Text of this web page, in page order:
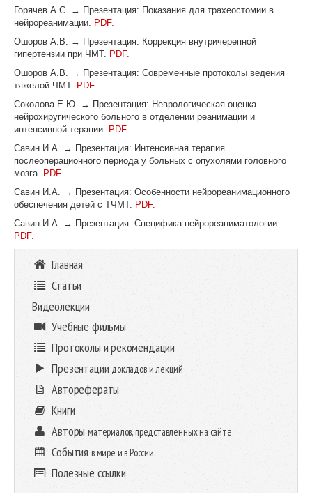
Горячев А.С. → Презентация: Показания для трахеостомии в
нейрореанимации.
PDF.
Ошоров А.В. → Презентация: Коррекция внутричерепной
гипертензии при ЧМТ. PDF.
Ошоров А.В. → Презентация: Современные протоколы ведения
тяжелой ЧМТ. PDF.
Соколова Е.Ю. → Презентация: Неврологическая оценка
нейрохиругического больного в отделении реанимации и
интенсивной терапии.
PDF.
Савин И.А. → Презентация: Интенсивная терапия
послеоперационного периода у больных с опухолями головного
мозга.
PDF.
Савин И.А. → Презентация: Особенности нейрореанимационного
обеспечения детей с ТЧМТ. PDF.
Савин И.А. → Презентация: Специфика нейрореаниматологии.
PDF.
Главная
Статьи
Видеолекции
Учебные фильмы
Протоколы и рекомендации
Презентации докладов и лекций
Авторефераты
Книги
Авторыматериалов, представленных на сайте
События в мире и в России
Полезные ссылки